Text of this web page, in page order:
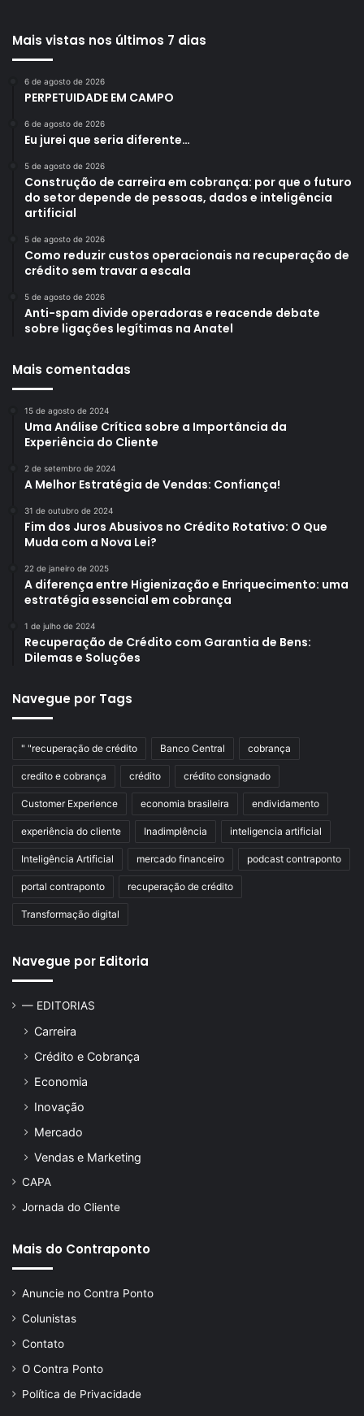
Mais vistas nos últimos 7 dias
6 de agosto de 2026
PERPETUIDADE EM CAMPO
6 de agosto de 2026
Eu jurei que seria diferente…
5 de agosto de 2026
Construção de carreira em cobrança: por que o futuro
do setor depende de pessoas, dados e inteligência
artificial
5 de agosto de 2026
Como reduzir custos operacionais na recuperação de
crédito sem travar a escala
5 de agosto de 2026
Anti-spam divide operadoras e reacende debate
sobre ligações legítimas na Anatel
Mais comentadas
15 de agosto de 2024
Uma Análise Crítica sobre a Importância da
Experiência do Cliente
2 de setembro de 2024
A Melhor Estratégia de Vendas: Confiança!
31 de outubro de 2024
Fim dos Juros Abusivos no Crédito Rotativo: O Que
Muda com a Nova Lei?
22 de janeiro de 2025
A diferença entre Higienização e Enriquecimento: uma
estratégia essencial em cobrança
1 de julho de 2024
Recuperação de Crédito com Garantia de Bens:
Dilemas e Soluções
Navegue por Tags
" "recuperação de crédito Banco Central cobrança
credito e cobrança crédito crédito consignado
Customer Experience economia brasileira endividamento
experiência do cliente Inadimplência inteligencia artificial
Inteligência Artificial mercado financeiro podcast contraponto
portal contraponto recuperação de crédito
Transformação digital
Navegue por Editoria
— EDITORIAS
Carreira
Crédito e Cobrança
Economia
Inovação
Mercado
Vendas e Marketing
CAPA
Jornada do Cliente
Mais do Contraponto
Anuncie no Contra Ponto
Colunistas
Contato
O Contra Ponto
Política de Privacidade